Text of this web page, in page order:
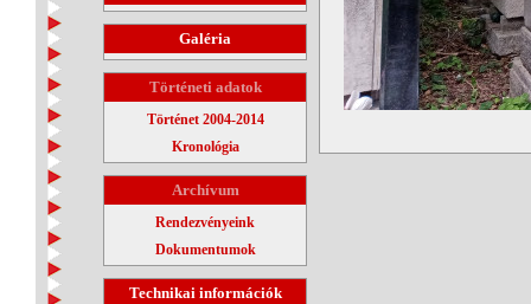
Galéria
Történeti adatok
Történet 2004-2014
Kronológia
Archívum
Rendezvényeink
Dokumentumok
Technikai információk